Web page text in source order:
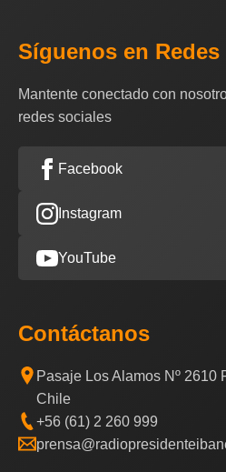
Síguenos en
Mantente conectado con
redes sociales
Facebook
Instagram
YouTube
Contáctanos
Pasaje Los Alamos Nº 2610
Chile
+56 (61) 2 260 999